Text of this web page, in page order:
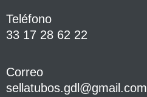
Teléfono
33 17 28 62 22
Correo
sellatubos.gdl@gmail.com